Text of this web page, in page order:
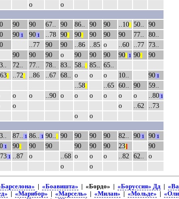
о о
90 90 67.. 90 86.. 90 90 ..10|| 50..
90
901 901 ..78 90|| 90|| 90 90 90 77..
80..
..77 90 90 ..86 ..85 о ..60 ..77
73..
90 90 90 о 90 90 90 90|| 1 90||
90
72.. 77.. 78.. 83.. 58.. 85..
65..
..63|| ..72 ..86 ..67 68.. о о о 10.. 901
..58|| ..65 60.. 90
59..
о о ..90 о о о о о о ..801
о о ..62
..73
о о
87.. 1 86.. 1 90.. 90 90 90 90 82.. 901 901
1 90|| 90 90 90 90 90 23|
90
..731 ..87 о ..68 о о о ..82 62..
о
о о
| «Боавишта» | «Бордо» | «Боруссия» Дд|
| «Марибор» | «Марсель» | «Милан» | «Мольде» |